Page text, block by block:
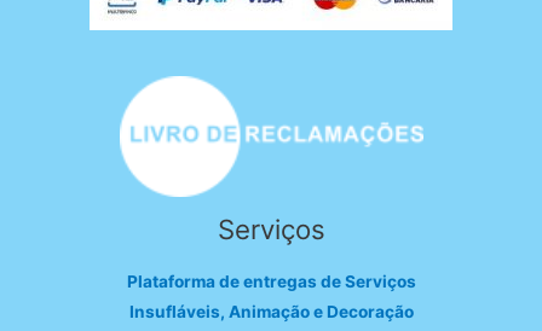
Serviços
Plataforma de entregas de Serviços
Insufláveis, Animação e Decoração